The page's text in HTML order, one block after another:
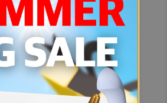
예상치 못한 에러입니다.